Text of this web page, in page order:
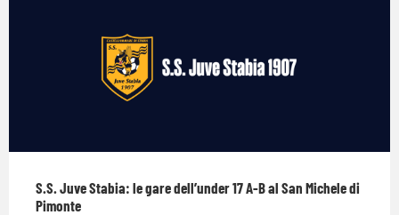
S.S. Juve Stabia: le gare dell’under 17 A-B al San Michele di
Pimonte